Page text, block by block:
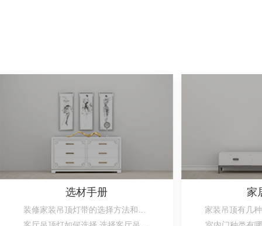
选材手册
装修家装吊顶灯带的选择方法和安装方法
家